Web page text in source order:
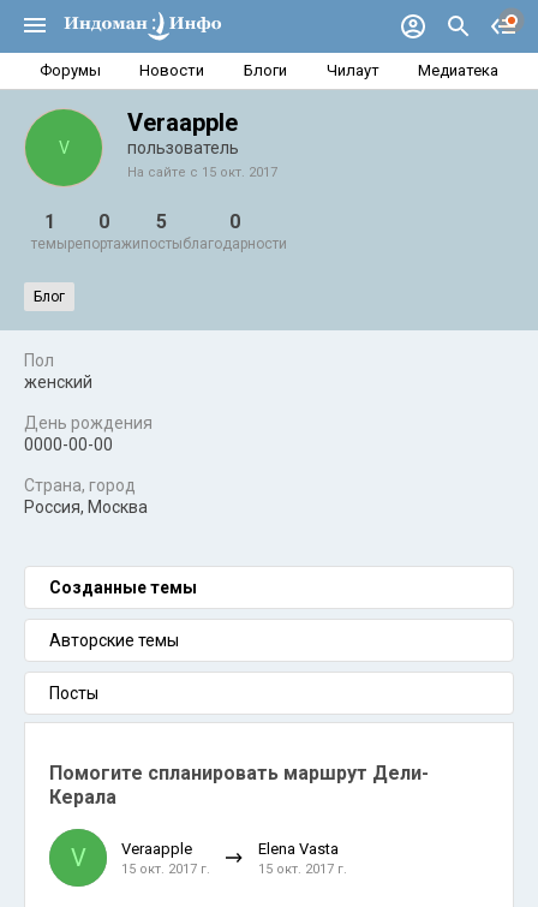
Форумы Новости Блоги Чилаут Медиатека
V
Veraapple
пользователь
На сайте с 15 окт. 2017
1
темы
0
репортажи
5
посты
0
благодарности
Блог
Пол
женский
День рождения
0000-00-00
Страна, город
Россия, Москва
Созданные темы
Авторские темы
Посты
Помогите спланировать маршрут Дели-
Керала
V Veraapple
15 окт. 2017 г.
Elena Vasta
15 окт. 2017 г.